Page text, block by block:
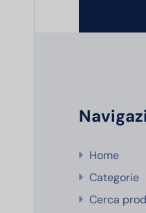
Home
Categorie
Cerca